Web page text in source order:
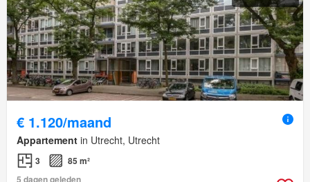
€ 1.120/maand
Appartement in Utrecht, Utrecht
3
85 m²
5 dagen geleden